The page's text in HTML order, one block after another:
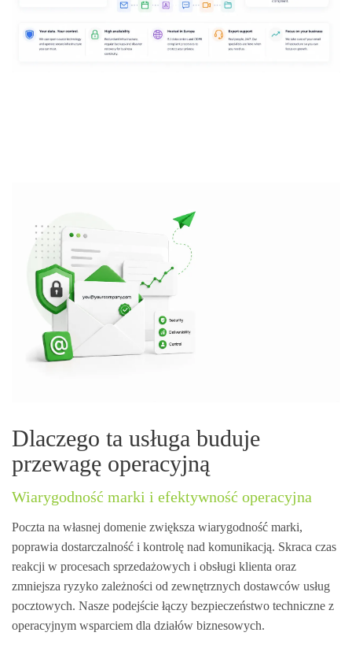
Dlaczego ta usługa buduje
przewagę operacyjną
Wiarygodność marki i efektywność operacyjna
Poczta na własnej domenie zwiększa wiarygodność marki,
poprawia dostarczalność i kontrolę nad komunikacją. Skraca czas
reakcji w procesach sprzedażowych i obsługi klienta oraz
zmniejsza ryzyko zależności od zewnętrznych dostawców usług
pocztowych. Nasze podejście łączy bezpieczeństwo techniczne z
operacyjnym wsparciem dla działów biznesowych.